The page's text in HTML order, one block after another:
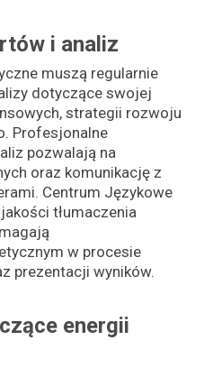
i analiz
muszą regularnie
dotyczące swojej
strategii rozwoju
Profesjonalne
pozwalają na
oraz komunikację z
Centrum Językowe
tłumaczenia
w procesie
prezentacji wyników.
energii